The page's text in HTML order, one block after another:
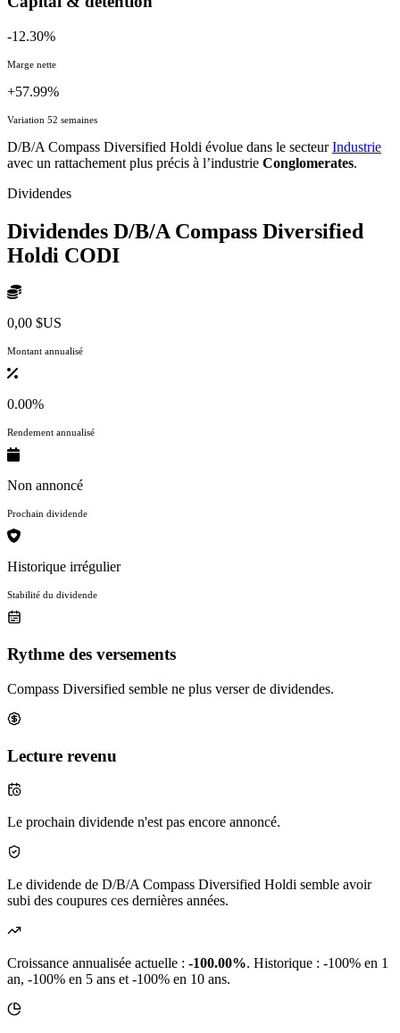
-12.30%
Marge nette
+57.99%
Variation 52 semaines
D/B/A Compass Diversified Holdi évolue dans le secteurIndustrie
avec un rattachement plus précis à l’industrie Conglomerates.
Dividendes
Dividendes D/B/A Compass Diversified
Holdi CODI
0,00 $US
Montant annualisé
0.00%
Rendement annualisé
Non annoncé
Prochain dividende
Historique irrégulier
Stabilité du dividende
Rythme des versements
Compass Diversified semble ne plus verser de dividendes.
Lecture revenu
Le prochain dividende n'est pas encore annoncé.
Le dividende de D/B/A Compass Diversified Holdi semble avoir
subi des coupures ces dernières années.
Croissance annualisée actuelle : -100.00%. Historique : -100% en 1
an, -100% en 5 ans et -100% en 10 ans.